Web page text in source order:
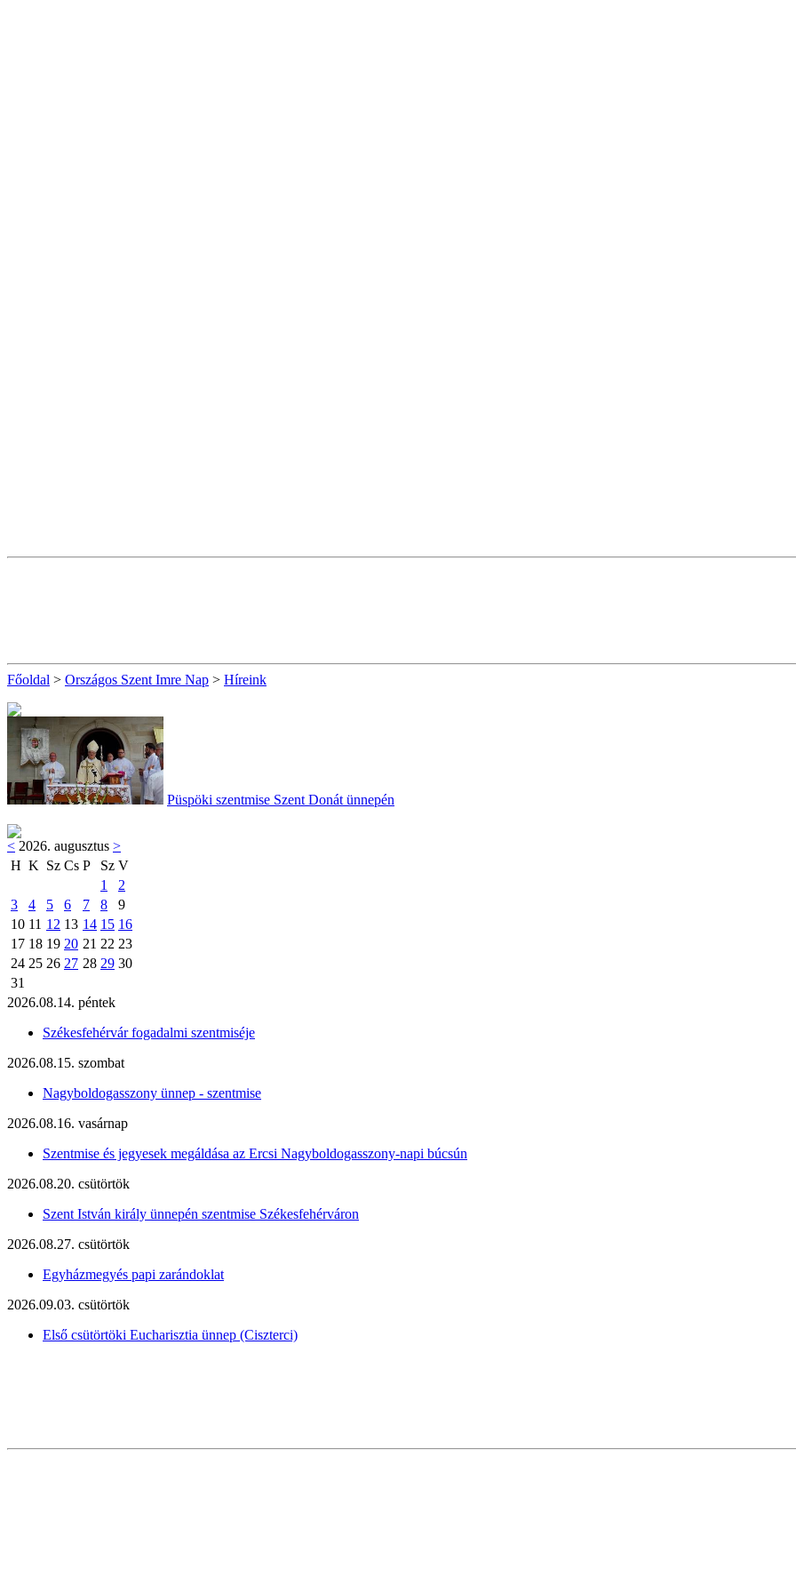
Főoldal > Országos Szent Imre Nap > Híreink
Püspöki szentmise Szent Donát ünnepén
< 2026. augusztus >
H K Sz Cs P Sz V
1
2
3
4 5 6 7 8
9
10 11 12 13 14 15 16
17 18 19 20 21 22 23
24 25 26 27 28 29 30
31
2026.08.14. péntek
Székesfehérvár fogadalmi szentmiséje
2026.08.15. szombat
Nagyboldogasszony ünnep - szentmise
2026.08.16. vasárnap
Szentmise és jegyesek megáldása az Ercsi Nagyboldogasszony-napi búcsún
2026.08.20. csütörtök
Szent István király ünnepén szentmise Székesfehérváron
2026.08.27. csütörtök
Egyházmegyés papi zarándoklat
2026.09.03. csütörtök
Első csütörtöki Eucharisztia ünnep (Ciszterci)